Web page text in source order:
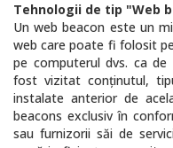
Tehnologii de tip "Web
Un web beacon este un
web care poate fi folosit
pe computerul dvs. ca
fost vizitat conţinutul,
instalate anterior de
beacons exclusiv în
sau furnizorii săi de